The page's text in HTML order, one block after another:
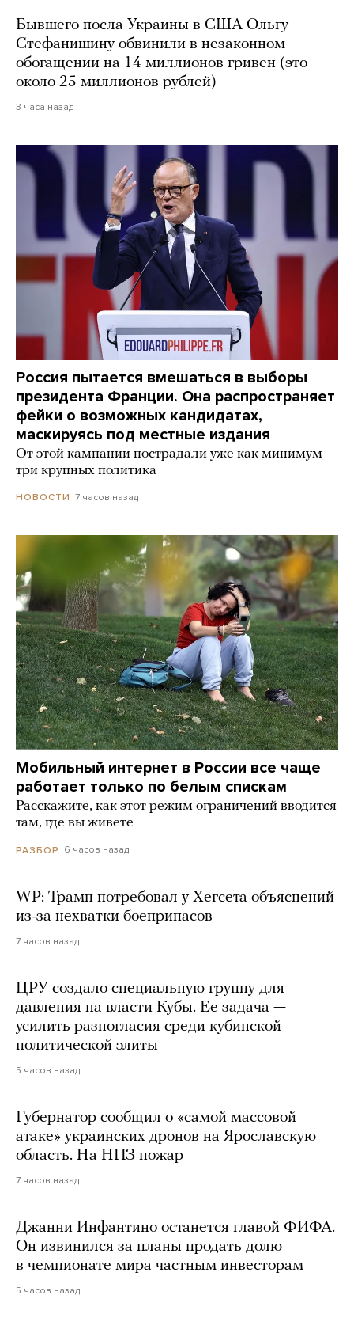
Бывшего посла Украины в США Ольгу
Стефанишину обвинили в незаконном
обогащении на 14 миллионов гривен (это
около 25 миллионов рублей)
3 часа назад
Россия пытается вмешаться в выборы
президента Франции. Она распространяет
фейки о возможных кандидатах,
маскируясь под местные издания
От этой кампании пострадали уже как минимум
три крупных политика
НОВОСТИ 7 часов назад
Мобильный интернет в России все чаще
работает только по белым спискам
Расскажите, как этот режим ограничений вводится
там, где вы живете
РАЗБОР 6 часов назад
WP: Трамп потребовал у Хегсета объяснений
из-за нехватки боеприпасов
7 часов назад
ЦРУ создало специальную группу для
давления на власти Кубы. Ее задача —
усилить разногласия среди кубинской
политической элиты
5 часов назад
Губернатор сообщил о «самой массовой
атаке» украинских дронов на Ярославскую
область. На НПЗ пожар
7 часов назад
Джанни Инфантино останется главой ФИФА.
Он извинился за планы продать долю
в чемпионате мира частным инвесторам
5 часов назад